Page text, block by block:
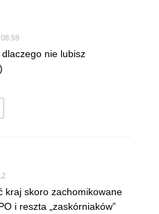
nie lubisz
kraj skoro zachomikowane
i reszta „zaskórniaków”